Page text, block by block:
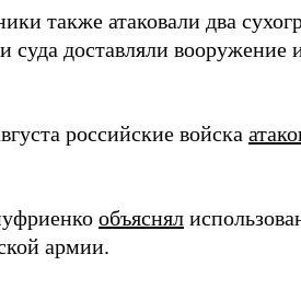
также атаковали два
доставляли вооружение
российские войска
объяснял
армии.